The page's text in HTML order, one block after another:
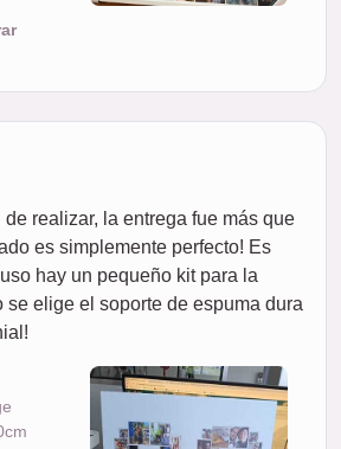
realizar, la entrega fue más que
es simplemente perfecto! Es
hay un pequeño kit para la
se elige el soporte de espuma dura